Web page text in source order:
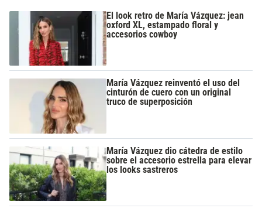
El look retro de María Vázquez: jean
oxford XL, estampado floral y
accesorios cowboy
María Vázquez reinventó el uso del
cinturón de cuero con un original
truco de superposición
María Vázquez dio cátedra de estilo
sobre el accesorio estrella para elevar
los looks sastreros